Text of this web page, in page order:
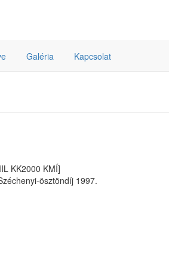
Galéria Kapcsolat
KK2000 KMÍ]
ösztöndíj 1997.